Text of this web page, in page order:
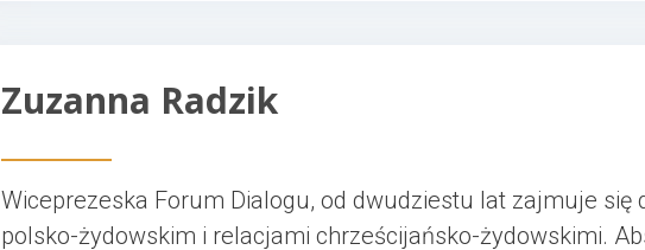
Zuzanna Radzik
Wiceprezeska Forum Dialogu, od dwudziestu lat zajmuje się
polsko-żydowskim i relacjami chrześcijańsko-żydowskimi.